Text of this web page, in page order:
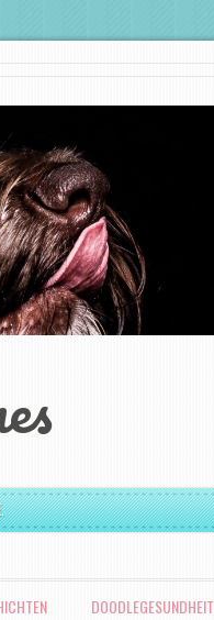
DOODLEGESUNDHEIT